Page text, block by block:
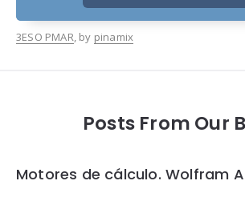
3ESO PMAR, by pinamix
Posts From Our
Motores de cálculo. Wolfram